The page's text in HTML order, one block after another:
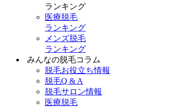
ランキング
医療脱毛
ランキング
メンズ脱毛
ランキング
みんなの脱毛コラム
脱毛お役立ち情報
脱毛Q & A
脱毛サロン情報
医療脱毛